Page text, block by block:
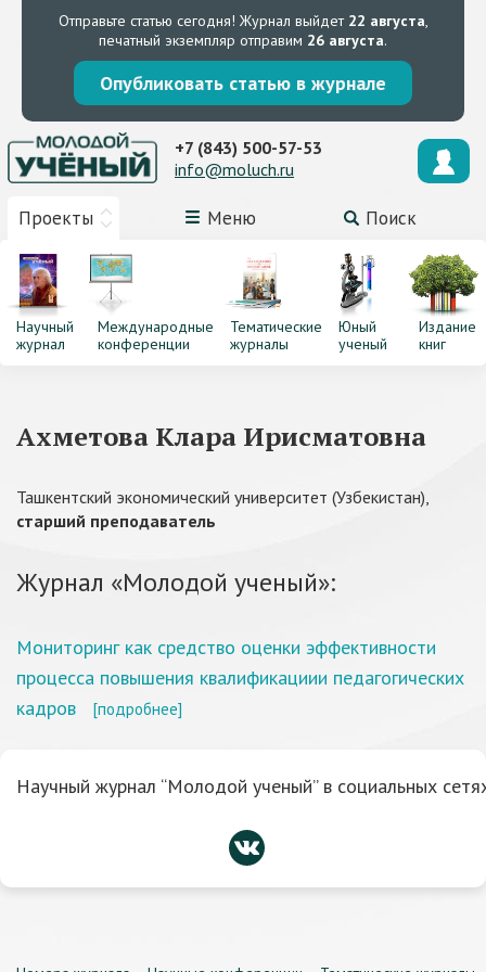
Отправьте статью сегодня! Журнал выйдет 22 августа,
печатный экземпляр отправим 26 августа.
Опубликовать статью в журнале
Проекты Меню Поиск
+7 (843) 500-57-53
info@moluch.ru
Научный
журнал
Международные
конференции
Тематические
журналы
Юный
ученый
Издание
книг
Ахметова Клара Ирисматовна
Ташкентский экономический университет (Узбекистан),
старший преподаватель
Журнал «Молодой ученый»:
Мониторинг как средство оценки эффективности
процесса повышения квалификациии педагогических
кадров
[подробнее]
Научный журнал “Молодой ученый” в социальных